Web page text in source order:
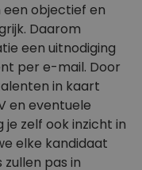
objectief en
Daarom
een uitnodiging
per e-mail. Door
in kaart
en eventuele
zelf ook inzicht in
elke kandidaat
pas in